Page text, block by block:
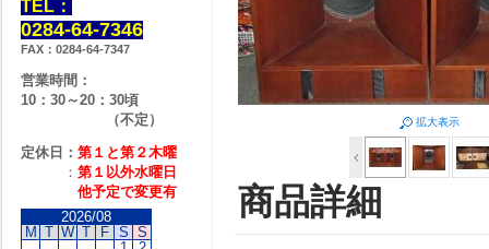
拡大表示
商品詳細
TEL：
0284-64-7346
FAX：0284-64-7347
営業時間：
10：30～20：30頃
（不定）
定休日： 第１と第２木曜
： 第１以外水曜日
他予定で変更有
2026/08
M T W T F S S